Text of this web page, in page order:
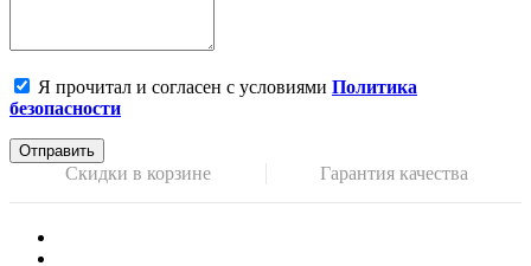
Я прочитал и согласен с условиями Политика
безопасности
Отправить
Скидки в корзине Гарантия качества